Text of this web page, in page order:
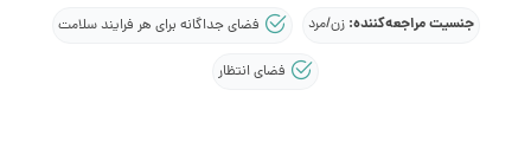
جنسیت مراجعه‌کننده:زن/مرد فضای جداگانه برای هر فرایند سلامت
فضای انتظار